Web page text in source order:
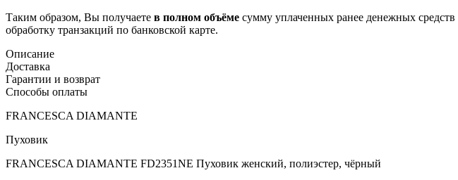
Таким образом, Вы получаете в полном объёме сумму уплаченных ранее денежных средств
обработку транзакций по банковской карте.
Описание
Доставка
Гарантии и возврат
Способы оплаты
FRANCESCA DIAMANTE
Пуховик
FRANCESCA DIAMANTE FD2351NE Пуховик женский, полиэстер, чёрный